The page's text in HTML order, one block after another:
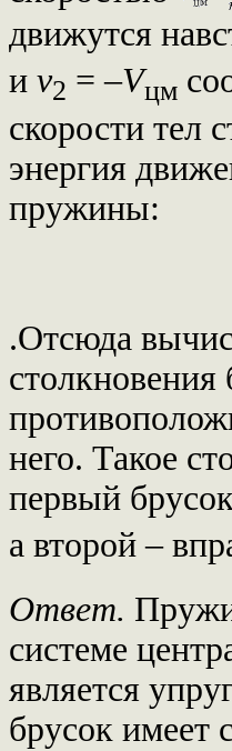
движутся
и v2 = –Vцм
скорости тел
энергия
пружины:
.Отсюда
столкновения
него. Такое
первый
а второй –
Ответ.
системе
является
брусок имеет